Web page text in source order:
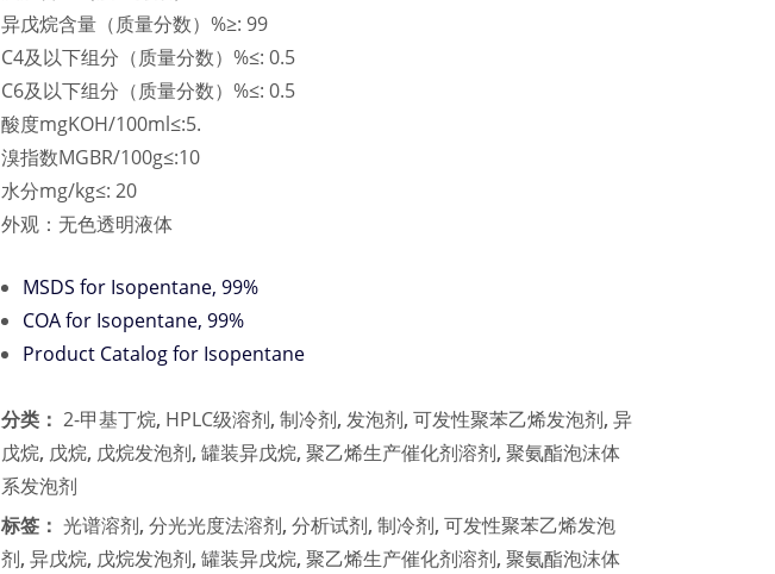
异戊烷含量（质量分数）%≥: 99
C4及以下组分（质量分数）%≤: 0.5
C6及以下组分（质量分数）%≤: 0.5
酸度mgKOH/100ml≤:5.
溴指数MGBR/100g≤:10
水分mg/kg≤: 20
外观：无色透明液体
MSDS for Isopentane, 99%
COA for Isopentane, 99%
Product Catalog for Isopentane
分类：2-甲基丁烷, HPLC级溶剂,制冷剂,发泡剂,可发性聚苯乙烯发泡剂,异
戊烷, 戊烷, 戊烷发泡剂,罐装异戊烷,聚乙烯生产催化剂溶剂,聚氨酯泡沫体
系发泡剂
标签：光谱溶剂,分光光度法溶剂,分析试剂,制冷剂,可发性聚苯乙烯发泡
剂,异戊烷, 戊烷发泡剂,罐装异戊烷,聚乙烯生产催化剂溶剂,聚氨酯泡沫体